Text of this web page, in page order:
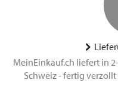
MeinEinkauf.ch liefert in
Schweiz - fertig